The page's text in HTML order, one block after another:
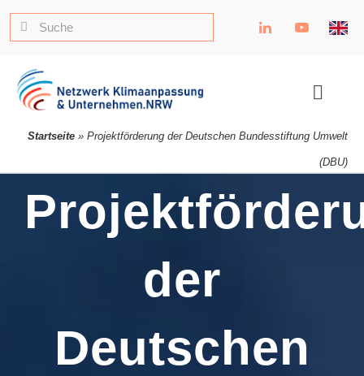
Zum
Inhalt
Suche
Toggle
Startseite »Projektförderung der Deutschen Bundesstiftung Umwelt
(DBU)
der
Deutschen